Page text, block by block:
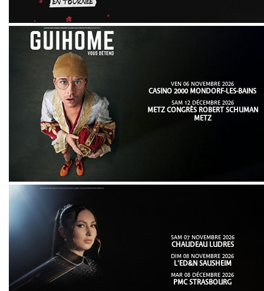
VEN 06 NOVEMBRE 2026
CASINO 2000 MONDORF-LES-BAINS
SAM 12 DÉCEMBRE 2026
METZ CONGRÈS ROBERT SCHUMAN
METZ
SAM 07 NOVEMBRE 2026
CHAUDEAU LUDRES
DIM 08 NOVEMBRE 2026
L'ED&N SAUSHEIM
MAR 08 DÉCEMBRE 2026
PMC STRASBOURG